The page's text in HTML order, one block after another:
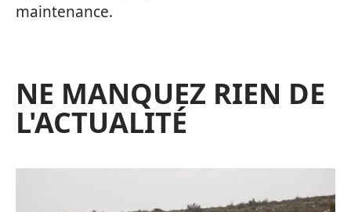
maintenance.
NE MANQUEZ RIEN DE
L'ACTUALITÉ